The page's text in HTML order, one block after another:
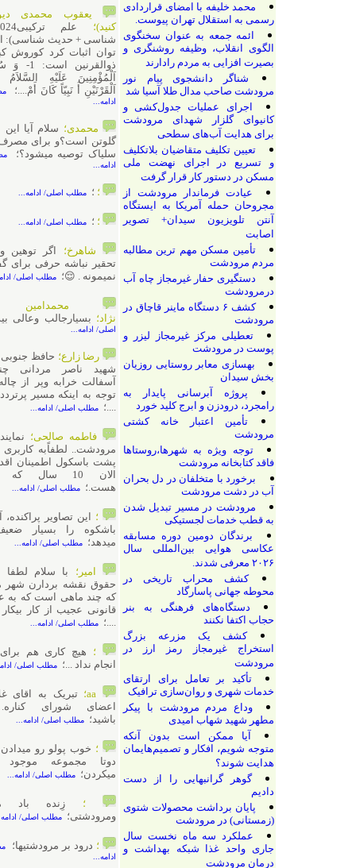
محمد خلیفه با امضای قراردادی
رسمی به استقلال تهران پیوست.
ائمه جمعه به عنوان سخنگوی
الگوی انقلاب، وظیفه روشنگری و
بصیرت افزایی به مردم رادارند
شناگر دانشجوی پیام نور
مرودشت صاحب مدال طلا آسیا شد
اجرای عملیات جدول‌کشی و
کانیوای گلزار شهدای مرودشت
برای هدایت آب‌های سطحی
تعیین تکلیف متقاضیان بلاتکلیف
و تسریع در اجرای نهضت ملی
مسکن در دستور کار قرار گرفت
عیادت فرماندار مرودشت از
مجروحان حمله آمریکا به ایستگاه
آنتن تلویزیون سیدان+ تصویر
تأمین مسکن مهم ترین مطالبه
مردم مرودشت
دستگیری حفار غیرمجاز چاه آب
کشف ۶ دستگاه ماینر قاچاق در
تعطیلی مرکز غیرمجاز لیزر و
پوست در مرودشت
بهسازی معابر روستایی روزیان
بخش سیدان
پروژه آبرسانی پایدار به
رامجرد، درودزن و ابرج کلید خورد
تأمین اعتبار خانه کشتی
توجه ویژه به شهرها،روستاها
فاقد کتابخانه مرودشت
برخورد با متخلفان در دل بحران
آب در دشت مرودشت
مرودشت در مسیر تبدیل شدن
به قطب خدمات لجستیکی
برندگان دومین دوره مسابقه
عکاسی هوایی بین‌المللی سال
کشف محراب تاریخی در
محوطه جهانی پاسارگاد
دستگاه‌های فرهنگی به بنر
حجاب اکتفا نکنند
کشف یک مزرعه بزرگ
استخراج غیرمجاز رمز ارز در
تأکید بر تعامل برای ارتقای
خدمات شهری و روان‌سازی ترافیک
وداع مردم مرودشت با پیکر
مطهر شهید شهاب امیدی
آیا ممکن است بدون آنکه
متوجه شویم، افکار و تصمیم‌هایمان
هدایت شوند؟
گوهر گرانبهایی را از دست
پایان برداشت محصولات شتوی
(زمستانی) در مرودشت
عملکرد سه ماه نخست سال
جاری واحد غذا شبکه بهداشت و
درمان مرودشت
یعقوب محمدی دیوان(سرچ
کنید)؛
علم ترکیبی2024(باستان
شناسی + حدیث شناسی): از کجا می
توان اثبات کرد کوروش کبیر همان
ذوالقرنین است: 1- وَ سُئِلَ أَمِيرُ
اَلْمُؤْمِنِينَ عَلَيْهِ السَّلاَمُ عَنْ ذِي
اَلْقَرْنَيْنِ أَ نَبِيّاً كَانَ أَمْ....؛مطلب اصلی/
ادامه...
محمدی؛سلام آیا این نون فاقد
گلوتن است؟و برای مصرف بیماران
سلیاک توصیه میشود؟؛
مطلب اصلی/
ادامه...
؛؛ مطلب اصلی/ ادامه...
؛؛مطلب اصلی/ ادامه...
شاهرخ؛اگر توهین و کنایه و
تحقیر نباشه حرفی برای گفتن باقی
نمیمونه . 😌؛مطلب اصلی/ ادامه...
محمدامین صالحی
بسیارجالب وعالی بید؛مطلب
رضا زارع؛
حافظ جنوبی کوچه ۱۴
شهید ناصر مردانی چند ساله
آسفالت خرابه وپر از چاله چوله با
توجه به اینکه مسیر پرتردد وترافیک
....؛مطلب اصلی/ ادامه...
فاطمه صالحی؛نماینده محترم
مرودشت.. لطفاًبه کاربری زمین‌های
پشت باسکول اطمینان اقدام کنید...
الان 10 سال که بلاتکلیف
هست.؛
مطلب اصلی/ ادامه...
این تصاویر پراکنده، آن حضور
باشکوه را بسیار ضعیف نشان
میدهد؛مطلب اصلی/ ادامه...
با سلام لطفا از تضییع
حقوق نقشه بردارن شهر مرودشت
که چند ماهی است که به علت وضع
قانونی عجیب از کار بیکار شده اند
مطلب اصلی/ ادامه...
؛
هیچ کاری هم برای شهرش
انجام نداد ...؛مطلب اصلی/ ادامه...
aa؛
تبریک به اقای غلامپور از
اعضای شورای کناره. موفق
مطلب اصلی/ ادامه...
؛خوب پولو رو میدادن از همین
دوتا مجموعه موجود استفاده
میکردن؛
مطلب اصلی/ ادامه...
؛زِنده باد مرودشت
ومرودشتی؛مطلب اصلی/ ادامه...
؛ درود بر مرودشتیها؛مطلب اصلی/
ادامه...